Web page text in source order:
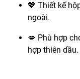
💖 Thiết kế
ngoài.
💋 Phù hợp
hợp thiên dầu.